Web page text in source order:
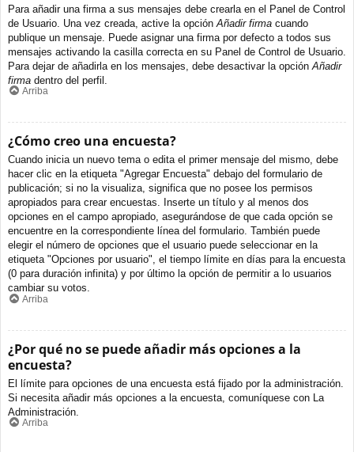
Para añadir una firma a sus mensajes debe crearla en el Panel de Control
de Usuario. Una vez creada, active la opción Añadir firma cuando
publique un mensaje. Puede asignar una firma por defecto a todos sus
mensajes activando la casilla correcta en su Panel de Control de Usuario.
Para dejar de añadirla en los mensajes, debe desactivar la opción Añadir
firma dentro del perfil.
Arriba
¿Cómo creo una encuesta?
Cuando inicia un nuevo tema o edita el primer mensaje del mismo, debe
hacer clic en la etiqueta "Agregar Encuesta" debajo del formulario de
publicación; si no la visualiza, significa que no posee los permisos
apropiados para crear encuestas. Inserte un título y al menos dos
opciones en el campo apropiado, asegurándose de que cada opción se
encuentre en la correspondiente línea del formulario. También puede
elegir el número de opciones que el usuario puede seleccionar en la
etiqueta "Opciones por usuario", el tiempo límite en días para la encuesta
(0 para duración infinita) y por último la opción de permitir a lo usuarios
cambiar su votos.
Arriba
¿Por qué no se puede añadir más opciones a la
encuesta?
El límite para opciones de una encuesta está fijado por la administración.
Si necesita añadir más opciones a la encuesta, comuníquese con La
Administración.
Arriba